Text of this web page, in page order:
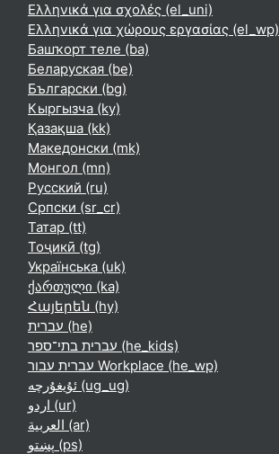
Ελληνικά για σχολές ‎(el_uni)‎
Ελληνικά για χώρους εργασίας ‎(el_wp)‎
Башҡорт теле ‎(ba)‎
Беларуская ‎(be)‎
Български ‎(bg)‎
Кыргызча ‎(ky)‎
Қазақша ‎(kk)‎
Македонски ‎(mk)‎
Монгол ‎(mn)‎
Русский ‎(ru)‎
Српски ‎(sr_cr)‎
Татар ‎(tt)‎
Тоҷикӣ ‎(tg)‎
Українська ‎(uk)‎
ქართული ‎(ka)‎
Հայերեն ‎(hy)‎
עברית ‎(he)‎
עברית בתי־ספר ‎(he_kids)‎
עברית עבור Workplace ‎(he_wp)‎
ئۇيغۇرچە ‎(ug_ug)‎
اردو ‎(ur)‎
العربية ‎(ar)‎
پښتو ‎(ps)‎